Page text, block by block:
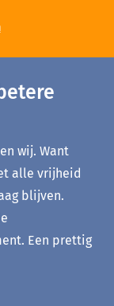
wij. Want
alle vrijheid
blijven.
Een prettig